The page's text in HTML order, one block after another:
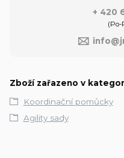
+ 420
(Po-
Zboží zařazeno v
Koordinační pomůcky
Agility sady